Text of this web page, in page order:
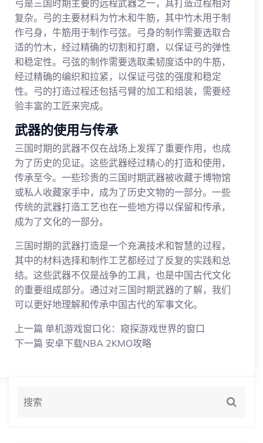
弓是三国时期主要的远程武器之一，其打造过程相对
复杂。弓的主要材料为竹木和牛筋，其中竹木用于制
作弓身，牛筋用于制作弓弦。弓身的制作需要选取合
适的竹木，经过精确的切割和打磨，以保证弓的弹性
和稳定性。弓弦的制作需要选取柔韧度适中的牛筋，
经过精确的编织和拉紧，以保证弓弦的强度和稳定
性。弓的打造过程还包括弓臂的加工和组装，需要经
验丰富的工匠来完成。
武器的使用与传承
三国时期的武器不仅在战场上发挥了重要作用，也成
为了历史的见证。这些武器经过精心的打造和使用，
传承至今。一些珍贵的三国时期武器被收藏于博物馆
或私人收藏家手中，成为了历史文物的一部分。一些
传统的武器打造工艺也在一些地方得以保留和传承，
成为了文化的一部分。
三国时期的武器打造是一个充满技术和智慧的过程，
其中的材料选择和制作工艺都经过了反复的实践和总
结。这些武器不仅是战争的工具，也是中国古代文化
的重要组成部分。通过对三国时期武器的了解，我们
可以更好地理解和传承中国古代的军事文化。
上一篇 单机游戏窗口化：窥探游戏世界的窗口
下一篇 安卓下载NBA 2KMO攻略